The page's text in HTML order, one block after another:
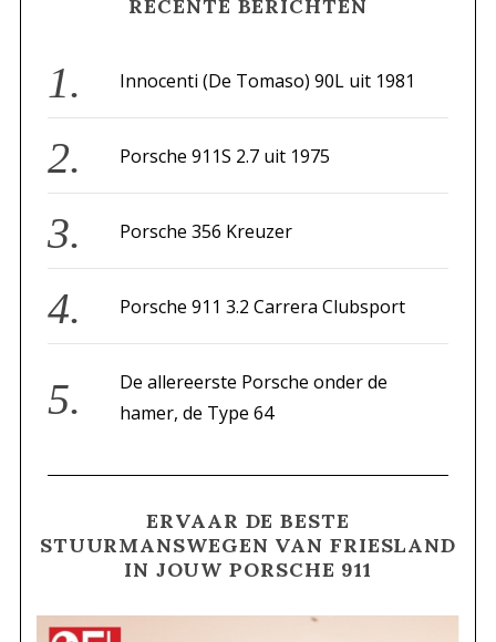
f
o
:
RECENTE BERICHTEN
Innocenti (De Tomaso) 90L uit 1981
Porsche 911S 2.7 uit 1975
Porsche 356 Kreuzer
Porsche 911 3.2 Carrera Clubsport
De allereerste Porsche onder de
hamer, de Type 64
ERVAAR DE BESTE
STUURMANSWEGEN VAN FRIESLAND
IN JOUW PORSCHE 911